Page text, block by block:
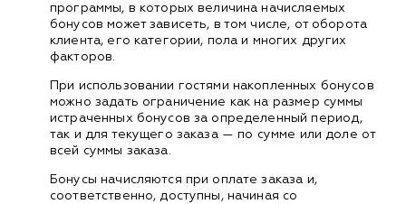
программы, в которых величина начисляемых
бонусов может зависеть, в том числе, от оборота
клиента, его категории, пола и многих других
факторов.
При использовании гостями накопленных бонусов
можно задать ограничение как на размер суммы
истраченных бонусов за определенный период,
так и для текущего заказа — по сумме или доле от
всей суммы заказа.
Бонусы начисляются при оплате заказа и,
соответственно, доступны, начиная со